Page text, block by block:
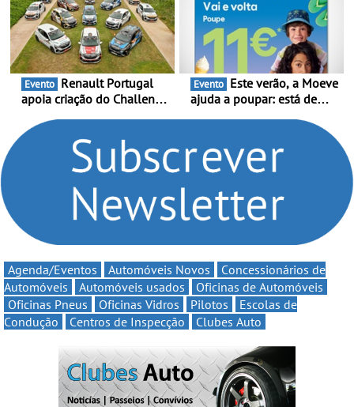
multi-energia às estradas
de Portugal
decorre entre 1 de Março e
6 de Setembro
Evento
apoia criação do Challenge
compromisso com o
automobilismo nacional
continua em 2026
Evento
ajuda a poupar: está de
Volta” com descontos de
Agenda/Eventos Automóveis Novos
Concessionários de
Automóveis
Automóveis usados
Oficinas de Automóveis
Oficinas Pneus
Oficinas Vidros Pilotos
Escolas de
Condução
Centros de Inspecção Clubes Auto